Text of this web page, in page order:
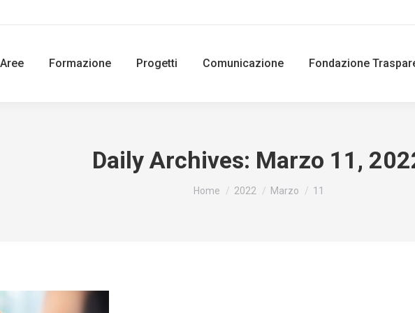
Aree Formazione Progetti Comunicazione Fondazione
Daily Archives: Marzo 11,
You are here:
Home 2022 Marzo 11